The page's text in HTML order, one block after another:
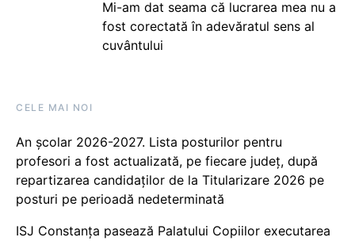
Mi-am dat seama că lucrarea mea nu a
fost corectată în adevăratul sens al
cuvântului
CELE MAI NOI
An școlar 2026-2027. Lista posturilor pentru
profesori a fost actualizată, pe fiecare județ, după
repartizarea candidaților de la Titularizare 2026 pe
posturi pe perioadă nedeterminată
ISJ Constanța pasează Palatului Copiilor executarea